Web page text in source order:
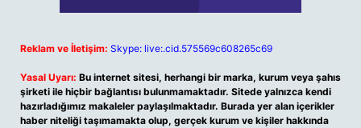
Reklam ve İletişim: Skype: live:.cid.575569c608265c69
Yasal Uyarı: Bu internet sitesi, herhangi bir marka, kurum veya şahıs
şirketi ile hiçbir bağlantısı bulunmamaktadır. Sitede yalnızca kendi
hazırladığımız makaleler paylaşılmaktadır. Burada yer alan içerikler
haber niteliği taşımamakta olup, gerçek kurum ve kişiler hakkında